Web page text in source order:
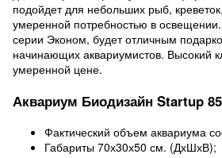
подойдет для небольших рыб,
умеренной потребностью в
серии Эконом, будет отличным
начинающих аквариумистов. Высокий
умеренной цене.
Аквариум Биодизайн Startup 85
Фактический объем аквариума
Габариты 70х30х50 см. (ДхШхВ);